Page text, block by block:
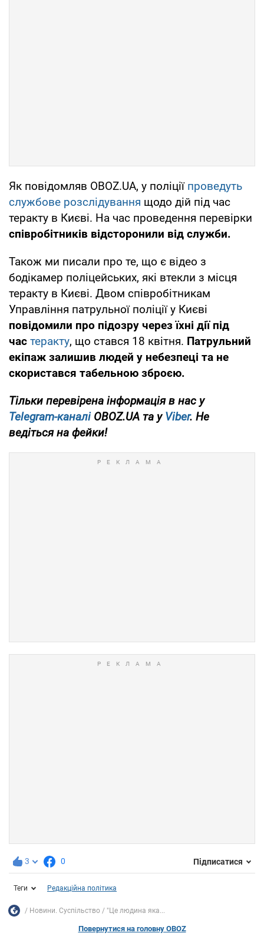
Як повідомляв OBOZ.UA, у поліції проведуть
службове розслідування щодо дій під час
теракту в Києві. На час проведення перевірки
співробітників відсторонили від служби.
Також ми писали про те, що є відео з
бодікамер поліцейських, які втекли з місця
теракту в Києві. Двом співробітникам
Управління патрульної поліції у Києві
повідомили про підозру через їхні дії під
час теракту, що стався 18 квітня. Патрульний
екіпаж залишив людей у небезпеці та не
скористався табельною зброєю.
Тільки перевірена інформація в нас у
Telegram-каналіOBOZ.UA та уViber. Не
ведіться на фейки!
3 0 Підписатися
Теги Редакційна політика
Новини. Суспільство "Це людина яка...
Повернутися на головну OBOZ